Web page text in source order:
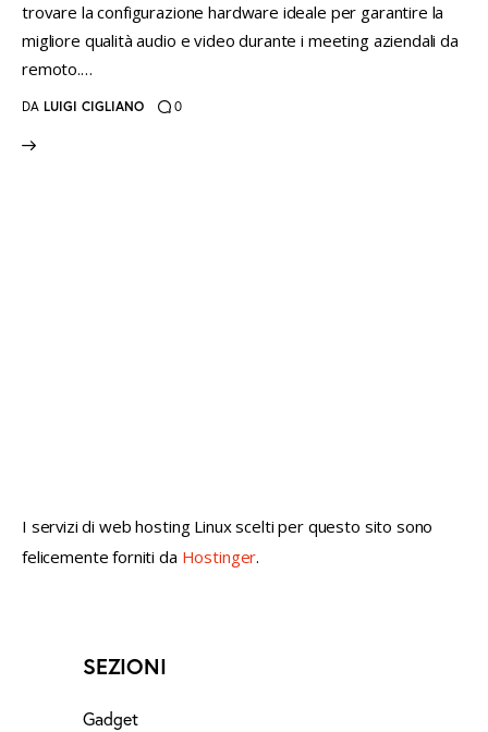
trovare la configurazione hardware ideale per garantire la
migliore qualità audio e video durante i meeting aziendali da
remoto.…
DA LUIGI CIGLIANO 0
I servizi di web hosting Linux scelti per questo sito sono
felicemente forniti da Hostinger.
SEZIONI
Gadget